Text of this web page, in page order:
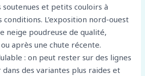
et petits couloirs à
conditions. L’exposition nord-ouest
neige poudreuse de qualité,
après une chute récente.
: on peut rester sur des lignes
dans des variantes plus raides et